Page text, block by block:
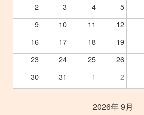
2
3 4 5
9
10 11 12
16
17 18 19
23
24 25 26
30
31 1 2
2026年 9月